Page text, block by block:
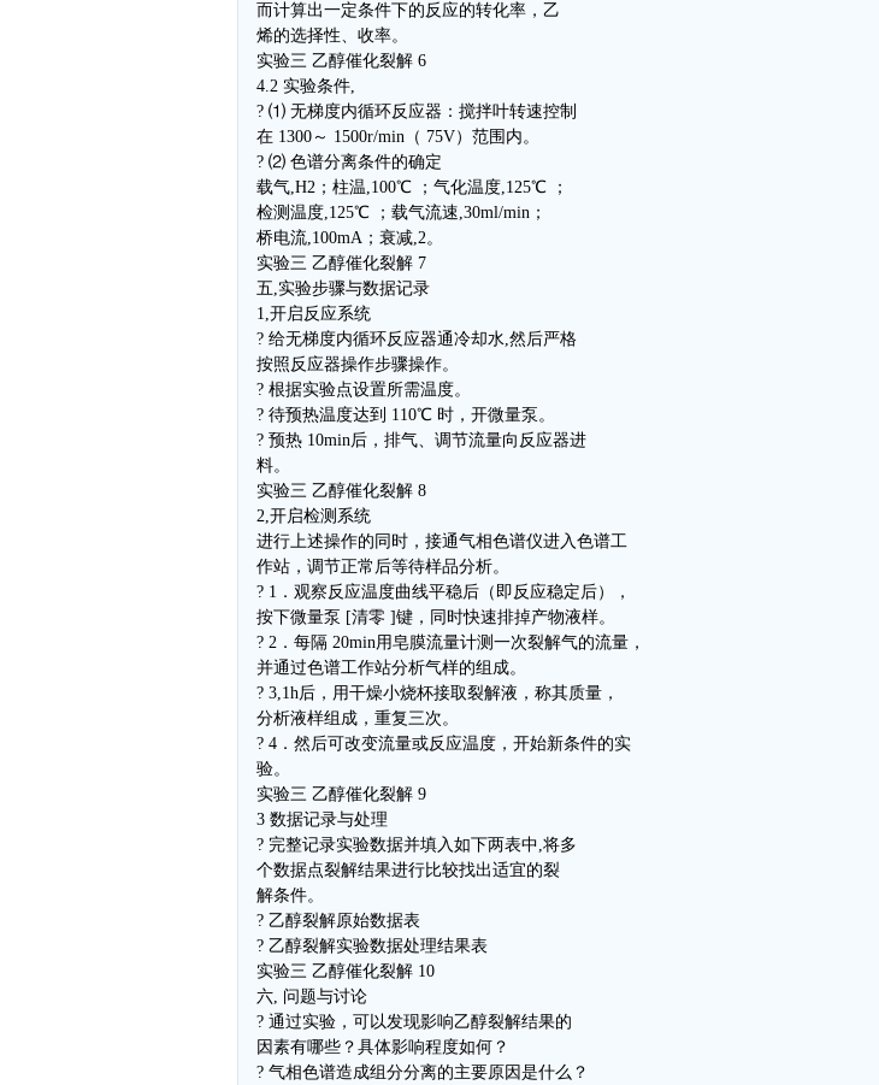
而计算出一定条件下的反应的转化率，乙
烯的选择性、收率。
实验三 乙醇催化裂解 6
4.2 实验条件,
? ⑴ 无梯度内循环反应器：搅拌叶转速控制
在 1300～ 1500r/min（ 75V）范围内。
? ⑵ 色谱分离条件的确定
载气,H2；柱温,100℃ ；气化温度,125℃ ；
检测温度,125℃ ；载气流速,30ml/min；
桥电流,100mA；衰减,2。
实验三 乙醇催化裂解 7
五,实验步骤与数据记录
1,开启反应系统
? 给无梯度内循环反应器通冷却水,然后严格
按照反应器操作步骤操作。
? 根据实验点设置所需温度。
? 待预热温度达到 110℃ 时，开微量泵。
? 预热 10min后，排气、调节流量向反应器进
料。
实验三 乙醇催化裂解 8
2,开启检测系统
进行上述操作的同时，接通气相色谱仪进入色谱工
作站，调节正常后等待样品分析。
? 1．观察反应温度曲线平稳后（即反应稳定后），
按下微量泵 [清零 ]键，同时快速排掉产物液样。
? 2．每隔 20min用皂膜流量计测一次裂解气的流量，
并通过色谱工作站分析气样的组成。
? 3,1h后，用干燥小烧杯接取裂解液，称其质量，
分析液样组成，重复三次。
? 4．然后可改变流量或反应温度，开始新条件的实
验。
实验三 乙醇催化裂解 9
3 数据记录与处理
? 完整记录实验数据并填入如下两表中,将多
个数据点裂解结果进行比较找出适宜的裂
解条件。
? 乙醇裂解原始数据表
? 乙醇裂解实验数据处理结果表
实验三 乙醇催化裂解 10
六, 问题与讨论
? 通过实验，可以发现影响乙醇裂解结果的
因素有哪些？具体影响程度如何？
? 气相色谱造成组分分离的主要原因是什么？